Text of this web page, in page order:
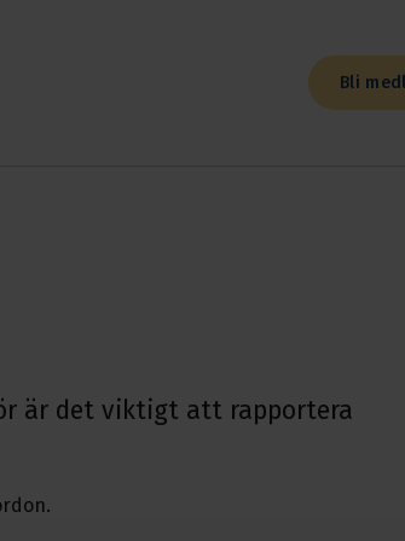
Bli
är det viktigt att rapportera